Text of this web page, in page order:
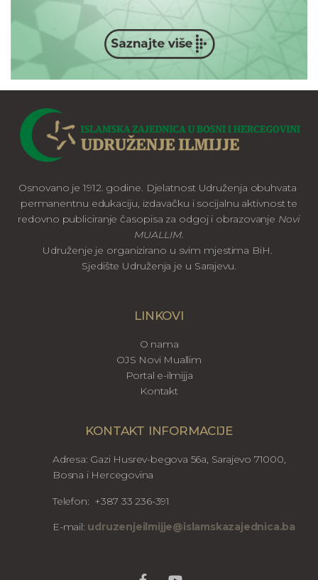
Osnovano je 1912. godine. Djelatnost Udruženja obuhvata
permanentnu edukaciju, izdavačku i socijalnu aktivnost te
redovno publiciranje časopisa za odgoj i obrazovanje Novi
MUALLIM.
Udruženje je organizirano u svim mjestima BiH.
Sjedište Udruženja je u Sarajevu.
LINKOVI
O nama
OJS Novi Muallim
Portal e-ilmijja
Kontakt
KONTAKT INFORMACIJE
Adresa: Gazi Husrev-begova 56a, Sarajevo 71000,
Bosna i Hercegovina
Telefon: +387 33 236-391
E-mail: udruzenjeilmijje@islamskazajednica.ba